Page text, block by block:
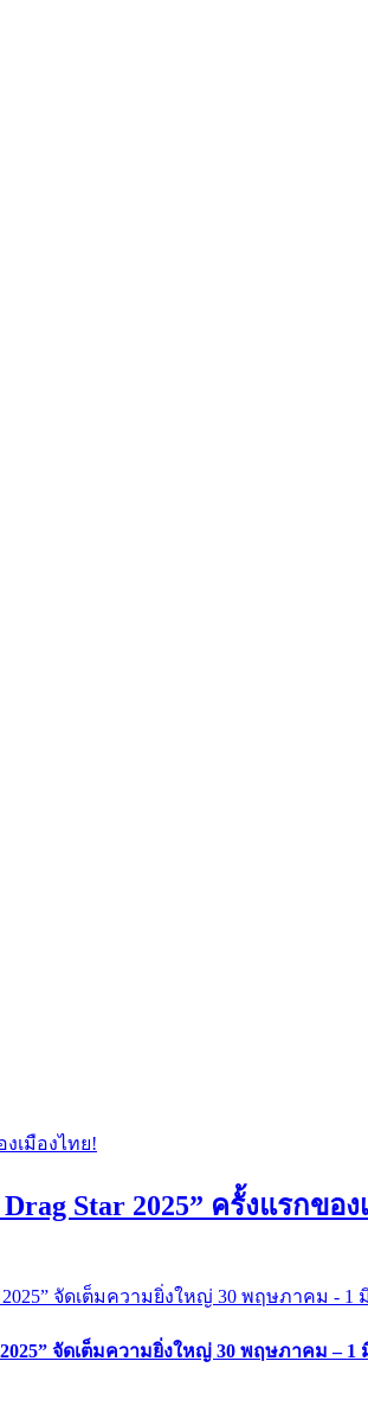
Star 2025” ครั้งแรกของ
จัดเต็มความยิ่งใหญ่ 30 พฤษภาคม –